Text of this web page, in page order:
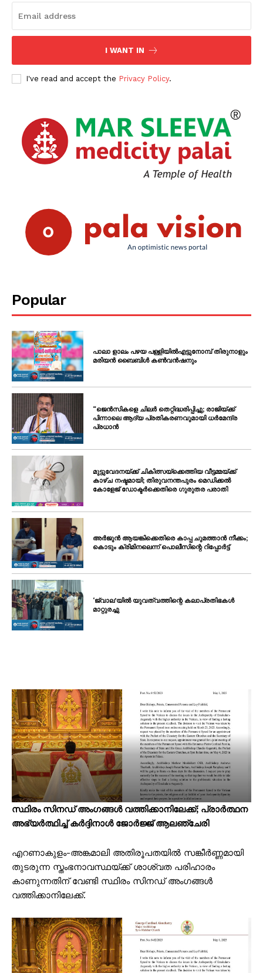
SUBSCRIBE NOW
PALA VISION
Subscription Plans
My account
Grievance Redressal
I WANT IN
I've read and accept the Privacy Policy.
Popular
പാലാ ളാലം പഴയ പള്ളിയിൽഎട്ടുനോമ്പ് തിരുനാളും
മരിയൻ ബൈബിൾ കൺവൻഷനും
“ജെൻസികളെ ചിലർ തെറ്റിദ്ധരിപ്പിച്ചു; രാജിയ്ക്ക്
പിന്നാലെ ആദ്യ പ്രതികരണവുമായി ധർമേന്ദ്ര
പ്രധാൻ
മുട്ടുവേദനയ്ക്ക് ചികിത്സയ്‌ക്കെത്തിയ വീട്ടമ്മയ്ക്ക്
കാഴ്ച നഷ്ടമായി; തിരുവനന്തപുരം മെഡിക്കൽ
കോളേജ് ഡോക്ടർക്കെതിരെ ഗുരുതര പരാതി
അർജുൻ ആയങ്കിക്കെതിരെ കാപ്പ ചുമത്താൻ നീക്കം;
കൊടും ക്രിമിനലെന്ന് പൊലീസിന്റെ റിപ്പോർട്ട്
‘ജ്വാല’യിൽ യുവത്വത്തിന്റെ കലാപ്രതിഭകൾ
മാറ്റുരച്ചു
സ്ഥിരം സിനഡ് അംഗങ്ങൾ വത്തിക്കാനിലേക്ക്; പ്രാര്‍ത്ഥന
അഭ്യര്‍ത്ഥിച്ച് കര്‍ദ്ദിനാള്‍ ജോര്‍ജ്ജ് ആലഞ്ചേരി
എറണാകുളം-അങ്കമാലി അതിരൂപതയില്‍ സങ്കീര്‍ണ്ണമായി
തുടരുന്ന സ്തംഭനാവസ്ഥയ്ക്ക് ശാശ്വത പരിഹാരം
കാണുന്നതിന് വേണ്ടി സ്ഥിരം സിനഡ് അംഗങ്ങൾ
വത്തിക്കാനിലേക്ക്.